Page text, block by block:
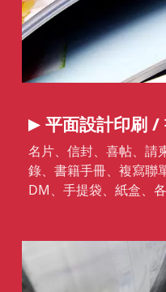
平面設計印刷 /
名片、信封、喜帖、請
錄、 書籍手冊、複寫聯
DM、手提袋、 紙盒、